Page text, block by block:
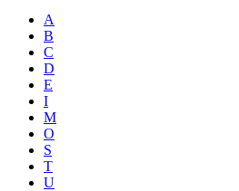
A
B
C
D
E
I
M
O
S
T
U